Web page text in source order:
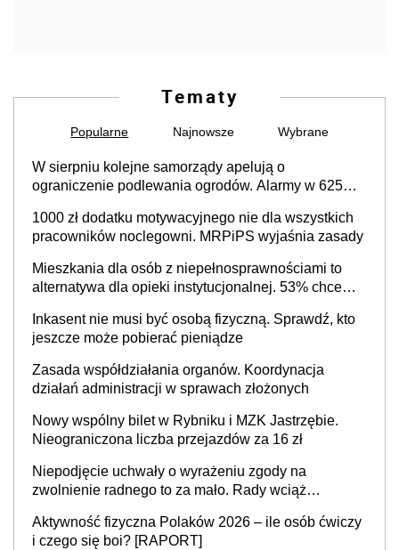
Tematy
Popularne Najnowsze Wybrane
W sierpniu kolejne samorządy apelują o
ograniczenie podlewania ogrodów. Alarmy w 625
cały kraj
1000 zł dodatku motywacyjnego nie dla wszystkich
pracowników noclegowni. MRPiPS wyjaśnia zasady
Mieszkania dla osób z niepełnosprawnościami to
alternatywa dla opieki instytucjonalnej. 53% chce
Inkasent nie musi być osobą fizyczną. Sprawdź, kto
jeszcze może pobierać pieniądze
Zasada współdziałania organów. Koordynacja
działań administracji w sprawach złożonych
Nowy wspólny bilet w Rybniku i MZK Jastrzębie.
Nieograniczona liczba przejazdów za 16 zł
Niepodjęcie uchwały o wyrażeniu zgody na
zwolnienie radnego to za mało. Rady wciąż
sprawy
Aktywność fizyczna Polaków 2026 – ile osób ćwiczy
i czego się boi? [RAPORT]